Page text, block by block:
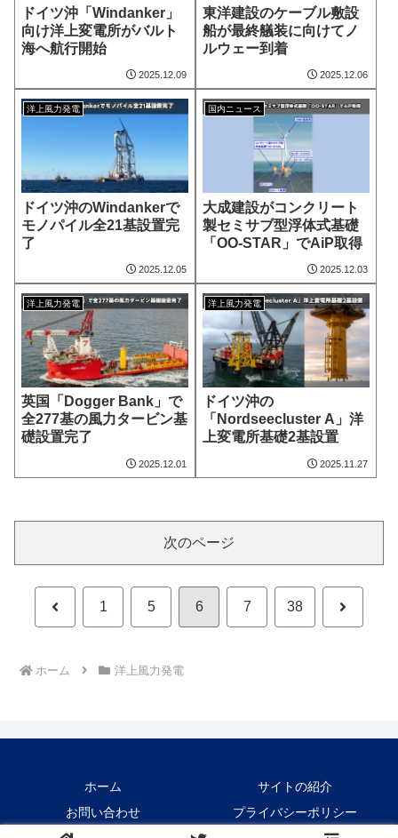
ドイツ沖「Windanker」
向け洋上変電所がバルト
海へ航行開始
2025.12.09
東洋建設のケーブル敷設
船が最終艤装に向けてノ
ルウェー到着
2025.12.06
洋上風力発電
ドイツ沖のWindankerで
モノパイル全21基設置完
了
2025.12.05
国内ニュース
大成建設がコンクリート
製セミサブ型浮体式基礎
「OO-STAR」でAiP取得
2025.12.03
洋上風力発電
英国「Dogger Bank」で
全277基の風力タービン基
礎設置完了
2025.12.01
洋上風力発電
ドイツ沖の
「Nordseecluster A」洋
上変電所基礎2基設置
2025.11.27
次のページ
前 1 5 6 7 38 次
ホーム 洋上風力発電
ホーム
サイトの紹介
お問い合わせ
プライバシーポリシー